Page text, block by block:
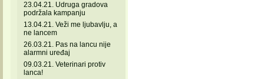
23.04.21. Udruga gradova
podržala kampanju
13.04.21. Veži me ljubavlju, a
ne lancem
26.03.21. Pas na lancu nije
alarmni uređaj
09.03.21. Veterinari protiv
lanca!